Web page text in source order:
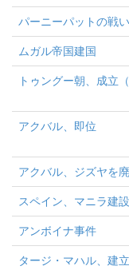
パーニーパットの戦い
ムガル帝国建国
トゥングー朝、成立
アクバル、即位
アクバル、ジズヤを
スペイン、マニラ建設
アンボイナ事件
タージ・マハル、建立